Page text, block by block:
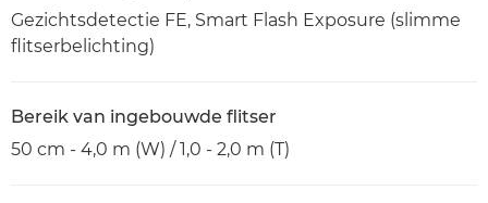
Gezichtsdetectie FE, Smart Flash Exposure (slimme
flitserbelichting)
Bereik van ingebouwde flitser
50 cm - 4,0 m (W) / 1,0 - 2,0 m (T)